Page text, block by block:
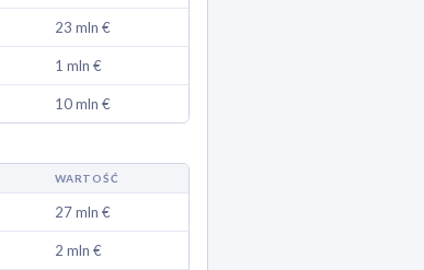
23 mln €
1 mln €
10 mln €
WARTOŚĆ
27 mln €
2 mln €